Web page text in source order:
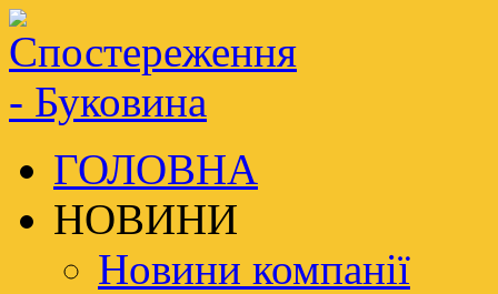
ГОЛОВНА
НОВИНИ
Новини компанії